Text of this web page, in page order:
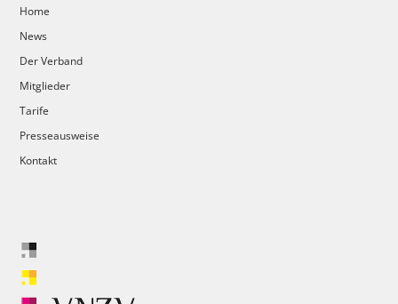
Home
News
Der Verband
Mitglieder
Tarife
Presseausweise
Kontakt